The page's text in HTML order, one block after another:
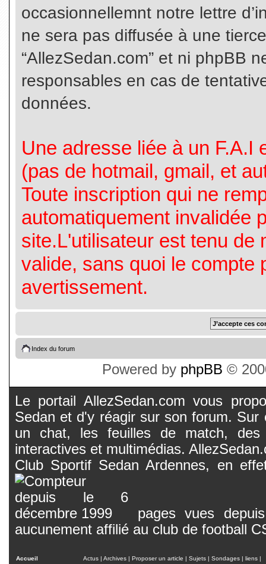
occasionnellemnt notre lettre
ne sera pas diffusée à une
“AllezSedan.com” et ni phpBB
responsables en cas de
données.
Une adresse liée à un F.A.I
(pas de hotmail, gmail, et
Toute inscription qui ne
automatiquement invalidée
site.L'utilisateur est tenu de
valide, sans quoi le compte
avertissement.
Index du forum
Powered by phpBB ©
Le portail AllezSedan.com vous
Sedan et d'y réagir sur son forum.
un chat, les feuilles de match, des
interactives et multimédias.
Club Sportif Sedan Ardennes, en
pages vues
aucunement affilié au club de football
Accueil Actus | Archives | Proposer un article | Sujets | Sondages | liens |